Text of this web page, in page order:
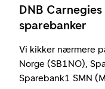
DNB
sparebanker
Vi kikker nærmere
Norge (SB1NO),
Sparebank1 SMN